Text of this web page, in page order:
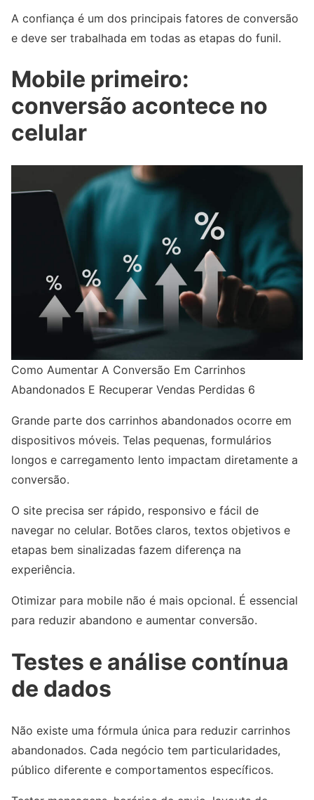
A confiança é um dos principais fatores de conversão
e deve ser trabalhada em todas as etapas do funil.
Mobile primeiro:
conversão acontece no
celular
Como Aumentar A Conversão Em Carrinhos
Abandonados E Recuperar Vendas Perdidas 6
Grande parte dos carrinhos abandonados ocorre em
dispositivos móveis. Telas pequenas, formulários
longos e carregamento lento impactam diretamente a
conversão.
O site precisa ser rápido, responsivo e fácil de
navegar no celular. Botões claros, textos objetivos e
etapas bem sinalizadas fazem diferença na
experiência.
Otimizar para mobile não é mais opcional. É essencial
para reduzir abandono e aumentar conversão.
Testes e análise contínua
de dados
Não existe uma fórmula única para reduzir carrinhos
abandonados. Cada negócio tem particularidades,
público diferente e comportamentos específicos.